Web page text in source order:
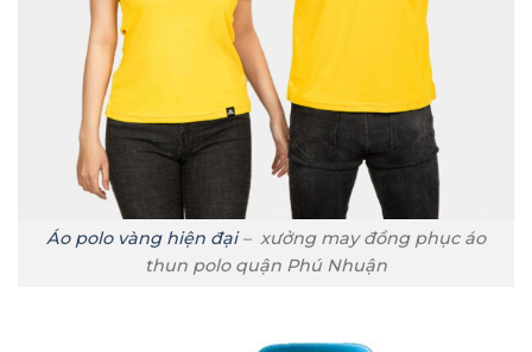
Áo polo vàng hiện đại– xưởng may đồng phục áo
thun polo quận Phú Nhuận